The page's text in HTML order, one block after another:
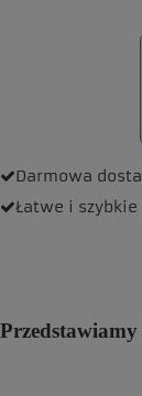
Darmowa
Łatwe i